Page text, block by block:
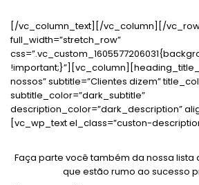
[/vc_column_text][/vc_column][/
full_width=”stretch_row”
nossos” subtitle=”Clientes dizem”
subtitle_color=”dark_subtitle”
description_color=”dark_description”
[vc_wp_text el_class=”custon-
Faça parte você também da nossa lista
que estão rumo ao sucesso